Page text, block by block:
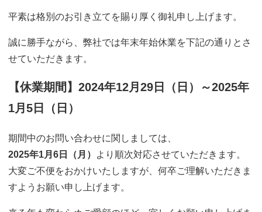
平素は格別のお引き立てを賜り厚く御礼申し上げます。
誠に勝手ながら、弊社では年末年始休業を下記の通りとさ
せていただきます。
【休業期間】2024年12月29日（日）～2025年
1月5日（日）
期間中のお問い合わせに関しましては、
2025年1月6日（月）
より順次対応させていただきます。
大変ご不便をおかけいたしますが、何卒ご理解いただきま
すようお願い申し上げます。